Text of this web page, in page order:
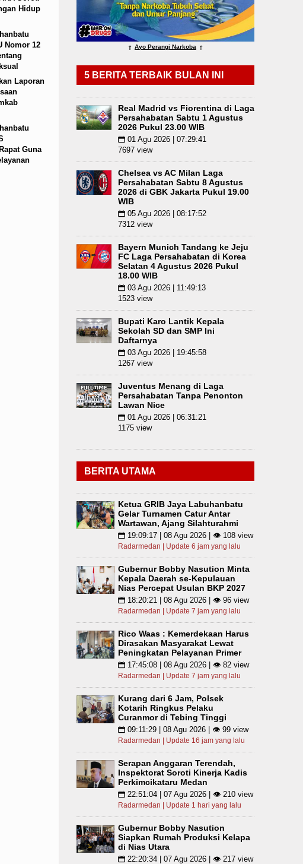
Pelayanan Primer Kurang dari 6 Jam, Polsek
Hidup
Nomor 12
Laporan
Guna
⇑ Ayo Perangi Narkoba ⇑
5 BERITA TERBAIK BULAN INI
Real Madrid vs Fiorentina di Laga
Persahabatan Sabtu 1 Agustus
2026 Pukul 23.00 WIB
📅 01 Agu 2026 | 07:29:41
7697 view
Chelsea vs AC Milan Laga
Persahabatan Sabtu 8 Agustus
2026 di GBK Jakarta Pukul 19.00
WIB
📅 05 Agu 2026 | 08:17:52
7312 view
Bayern Munich Tandang ke Jeju
FC Laga Persahabatan di Korea
Selatan 4 Agustus 2026 Pukul
18.00 WIB
📅 03 Agu 2026 | 11:49:13
1523 view
Bupati Karo Lantik Kepala
Sekolah SD dan SMP Ini
Daftarnya
📅 03 Agu 2026 | 19:45:58
1267 view
Juventus Menang di Laga
Persahabatan Tanpa Penonton
Lawan Nice
📅 01 Agu 2026 | 06:31:21
1175 view
BERITA UTAMA
Ketua GRIB Jaya Labuhanbatu
Gelar Turnamen Catur Antar
Wartawan, Ajang Silahturahmi
📅 19:09:17 | 08 Agu 2026 | 👁 108 view
Radarmedan | Update 6 jam yang lalu
Gubernur Bobby Nasution Minta
Kepala Daerah se-Kepulauan
Nias Percepat Usulan BKP 2027
📅 18:20:21 | 08 Agu 2026 | 👁 96 view
Radarmedan | Update 7 jam yang lalu
Rico Waas : Kemerdekaan Harus
Dirasakan Masyarakat Lewat
Peningkatan Pelayanan Primer
📅 17:45:08 | 08 Agu 2026 | 👁 82 view
Radarmedan | Update 7 jam yang lalu
Kurang dari 6 Jam, Polsek
Kotarih Ringkus Pelaku
Curanmor di Tebing Tinggi
📅 09:11:29 | 08 Agu 2026 | 👁 99 view
Radarmedan | Update 16 jam yang lalu
Serapan Anggaran Terendah,
Inspektorat Soroti Kinerja Kadis
Perkimcikataru Medan
📅 22:51:04 | 07 Agu 2026 | 👁 210 view
Radarmedan | Update 1 hari yang lalu
Gubernur Bobby Nasution
Siapkan Rumah Produksi Kelapa
di Nias Utara
📅 22:20:34 | 07 Agu 2026 | 👁 217 view